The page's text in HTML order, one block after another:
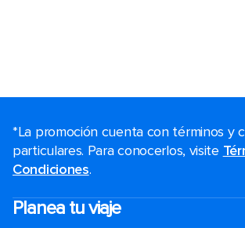
*La promoción cuenta con términos y
particulares. Para conocerlos, visite
Condiciones.
Planea tu viaje